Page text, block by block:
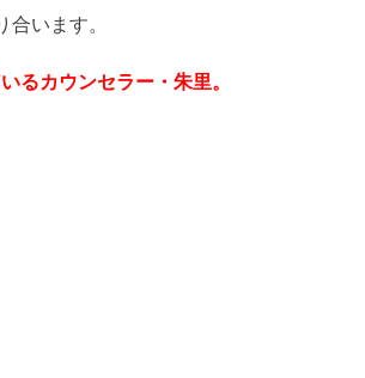
合います。
るカウンセラー・朱里。